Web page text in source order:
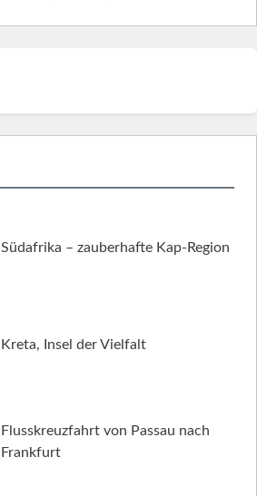
Südafrika – zauberhafte Kap-Region
Kreta, Insel der Vielfalt
Flusskreuzfahrt von Passau nach
Frankfurt